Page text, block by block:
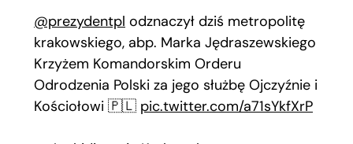
@prezydentpl odznaczył dziś metropolitę
krakowskiego, abp. Marka Jędraszewskiego
Krzyżem Komandorskim Orderu
Odrodzenia Polski za jego służbę Ojczyźnie i
Kościołowi 🇵🇱 pic.twitter.com/a71sYkfXrP